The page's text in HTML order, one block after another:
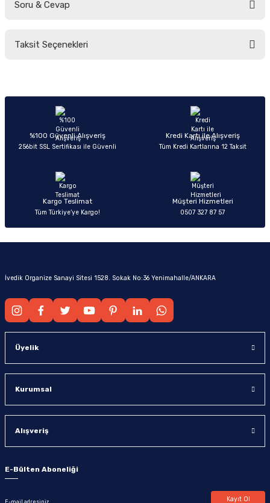
Soru & Cevap
Taksit Seçenekleri
%100 Güvenli Alışveriş
256bit SSL Sertifikası ile Güvenli
Kredi Kartı ile Alışveriş
Tüm Kredi Kartlarına 12 Taksit
Kargo Teslimat
Tüm Türkiye’ye Kargo!
Müşteri Hizmetleri
0507 327 87 57
İvedik Organize Sanayi Sitesi 1528. Sokak No:36 Yenimahalle/ANKARA
Üyelik
Kurumsal
Alışveriş
E-Bülten Aboneliği
Kayıt Ol